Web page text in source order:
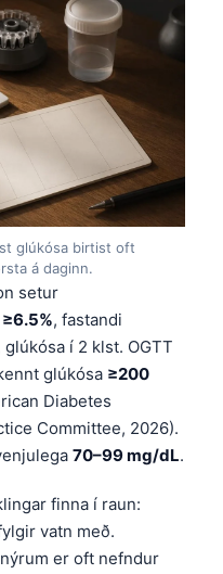
glúkósa birtist oft
á daginn.
setur
≥6.5%, fastandi
glúkósa í 2 klst. OGTT
glúkósa ≥200
Diabetes
Committee, 2026).
70–99 mg/dL.
finna í raun:
vatn með.
er oft nefndur